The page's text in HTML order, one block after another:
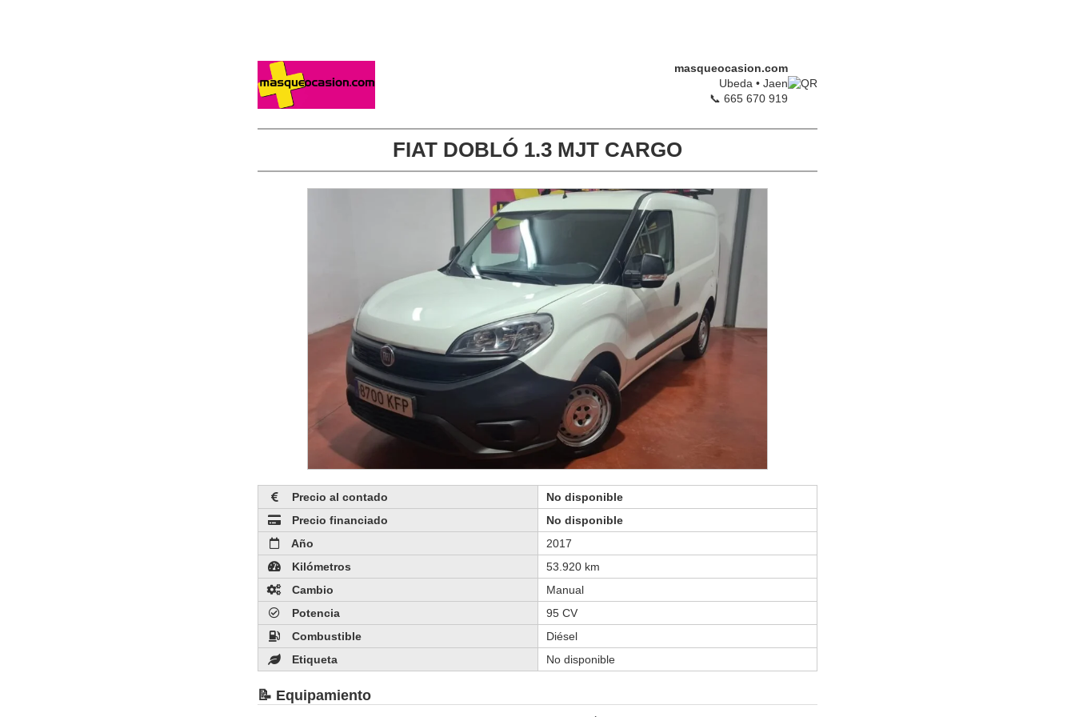
masqueocasion.com
Ubeda • Jaen
📞 665 670 919
FIAT DOBLÓ 1.3 MJT CARGO
Precio al contado
No disponible
Precio financiado
No disponible
Año
2017
Kilómetros
53.920 km
Cambio
Manual
Potencia
95 CV
Combustible
Diésel
Etiqueta
No disponible
📝 Equipamiento